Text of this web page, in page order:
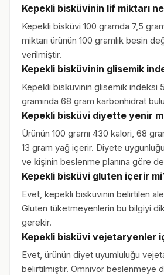
Kepekli bisküvinin lif miktarı
Kepekli bisküvi 100 gramda 7,5
miktarı ürünün 100 gramlık besin
verilmiştir.
Kepekli bisküvinin glisemik
Kepekli bisküvinin glisemik indeksi
gramında 68 gram karbonhidrat
Kepekli bisküvi diyette yenir
Ürünün 100 gramı 430 kalori, 68
13 gram yağ içerir. Diyete
ve kişinin beslenme planına göre
Kepekli bisküvi gluten içerir
Evet, kepekli bisküvinin belirtilen
Gluten tüketmeyenlerin bu bilgiyi
gerekir.
Kepekli bisküvi vejetaryenler
Evet, ürünün diyet uyumluluğu
belirtilmiştir. Omnivor beslenmeye